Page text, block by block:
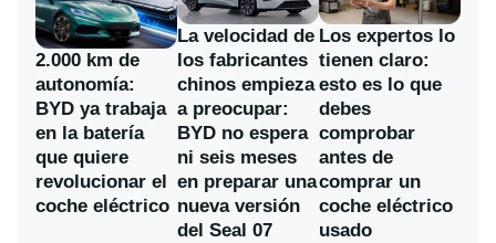
2.000 km de
autonomía:
BYD ya trabaja
en la batería
que quiere
revolucionar el
coche eléctrico
La velocidad de
los fabricantes
chinos empieza
a preocupar:
BYD no espera
ni seis meses
en preparar una
nueva versión
del Seal 07
Los expertos lo
tienen claro:
esto es lo que
debes
comprobar
antes de
comprar un
coche eléctrico
usado